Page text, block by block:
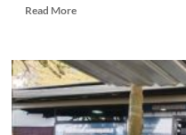
Read MoreRead
Paripurna
Pengumuman
Penggantian
Waket
1